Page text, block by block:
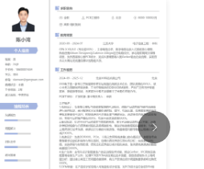
帮你轻松迈出求职第一
线简历制作网站
7354阅读